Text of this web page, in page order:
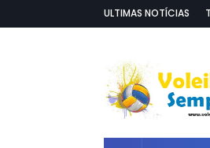
ULTIMAS NOTÍCIAS